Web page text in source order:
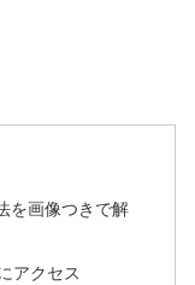
を画像つきで解
アクセス